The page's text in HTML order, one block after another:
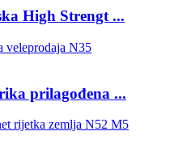
High Strengt ...
prilagođena ...